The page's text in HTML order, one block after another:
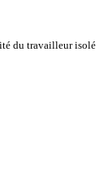
du travailleur isolé